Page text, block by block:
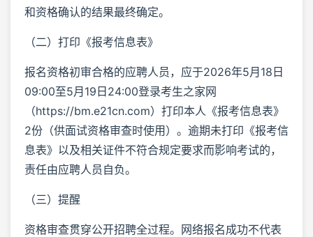
和资格确认的结果最终确定。
（二）打印《报考信息表》
报名资格初审合格的应聘人员，应于2026年5月18日
09:00至5月19日24:00登录考生之家网
（https://bm.e21cn.com）打印本人《报考信息表》
2份（供面试资格审查时使用）。逾期未打印《报考信
息表》以及相关证件不符合规定要求而影响考试的，
责任由应聘人员自负。
（三）提醒
资格审查贯穿公开招聘全过程。网络报名成功不代表